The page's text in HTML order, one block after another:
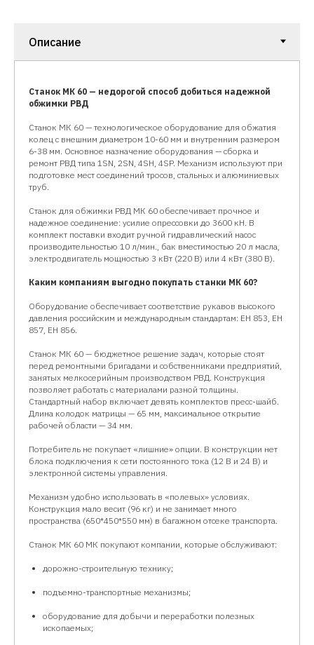
Станок МК 60 — недорогой способ добиться надежной
обжимки РВД
Станок МК 60 — технологическое оборудование для обжатия
колец с внешним диаметром 10-60 мм и внутренним размером
6-38 мм. Основное назначение оборудования — сборка и
ремонт РВД типа 1SN, 2SN, 4SH, 4SP. Механизм используют при
подготовке мест соединений тросов, стальных и алюминиевых
труб.
Станок для обжимки РВД МК 60 обеспечивает прочное и
надежное соединение: усилие опрессовки до 3600 кН. В
комплект поставки входит ручной гидравлический насос
производительностью 10 л/мин., бак вместимостью 20 л масла,
электродвигатель мощностью 3 кВт (220 В) или 4 кВт (380 В).
Каким компаниям выгодно покупать станки МК 60?
Оборудование обеспечивает соответствие рукавов высокого
давления российским и международным стандартам: EH 853, EH
857, EH 856.
Станок МК 60 — бюджетное решение задач, которые стоят
перед ремонтными бригадами и собственниками предприятий,
занятых мелкосерийным производством РВД. Конструкция
позволяет работать с материалами разной толщины.
Стандартный набор включает девять комплектов пресс-шайб.
Длина колодок матрицы — 65 мм, максимальное открытие
рабочей области — 34 мм.
Потребитель не покупает «лишние» опции. В конструкции нет
блока подключения к сети постоянного тока (12 В и 24 В) и
электронной системы управления.
Механизм удобно использовать в «полевых» условиях.
Конструкция мало весит (96 кг) и не занимает много
пространства (650*450*550 мм) в багажном отсеке транспорта.
Станок МК 60 МК покупают компании, которые обслуживают:
дорожно-строительную технику;
подъемно-транспортные механизмы;
оборудование для добычи и переработки полезных
ископаемых;